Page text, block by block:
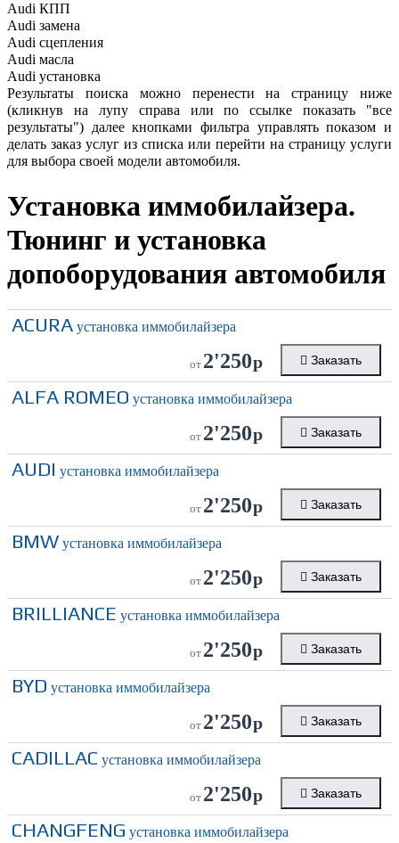
Audi КПП
Audi замена
Audi сцепления
Audi масла
Audi установка
Результаты поиска можно перенести на страницу ниже
(кликнув на лупу справа или по ссылке показать "все
результаты") далее кнопками фильтра управлять показом и
делать заказ услуг из списка или перейти на страницу услуги
для выбора своей модели автомобиля.
Установка иммобилайзера.
Тюнинг и установка
допоборудования автомобиля
ACURA установка иммобилайзера
от 2'250р Заказать
ALFA ROMEO установка иммобилайзера
от 2'250р Заказать
AUDI установка иммобилайзера
от 2'250р Заказать
BMW установка иммобилайзера
от 2'250р Заказать
BRILLIANCE установка иммобилайзера
от 2'250р Заказать
BYD установка иммобилайзера
от 2'250р Заказать
CADILLAC установка иммобилайзера
от 2'250р Заказать
CHANGFENG установка иммобилайзера